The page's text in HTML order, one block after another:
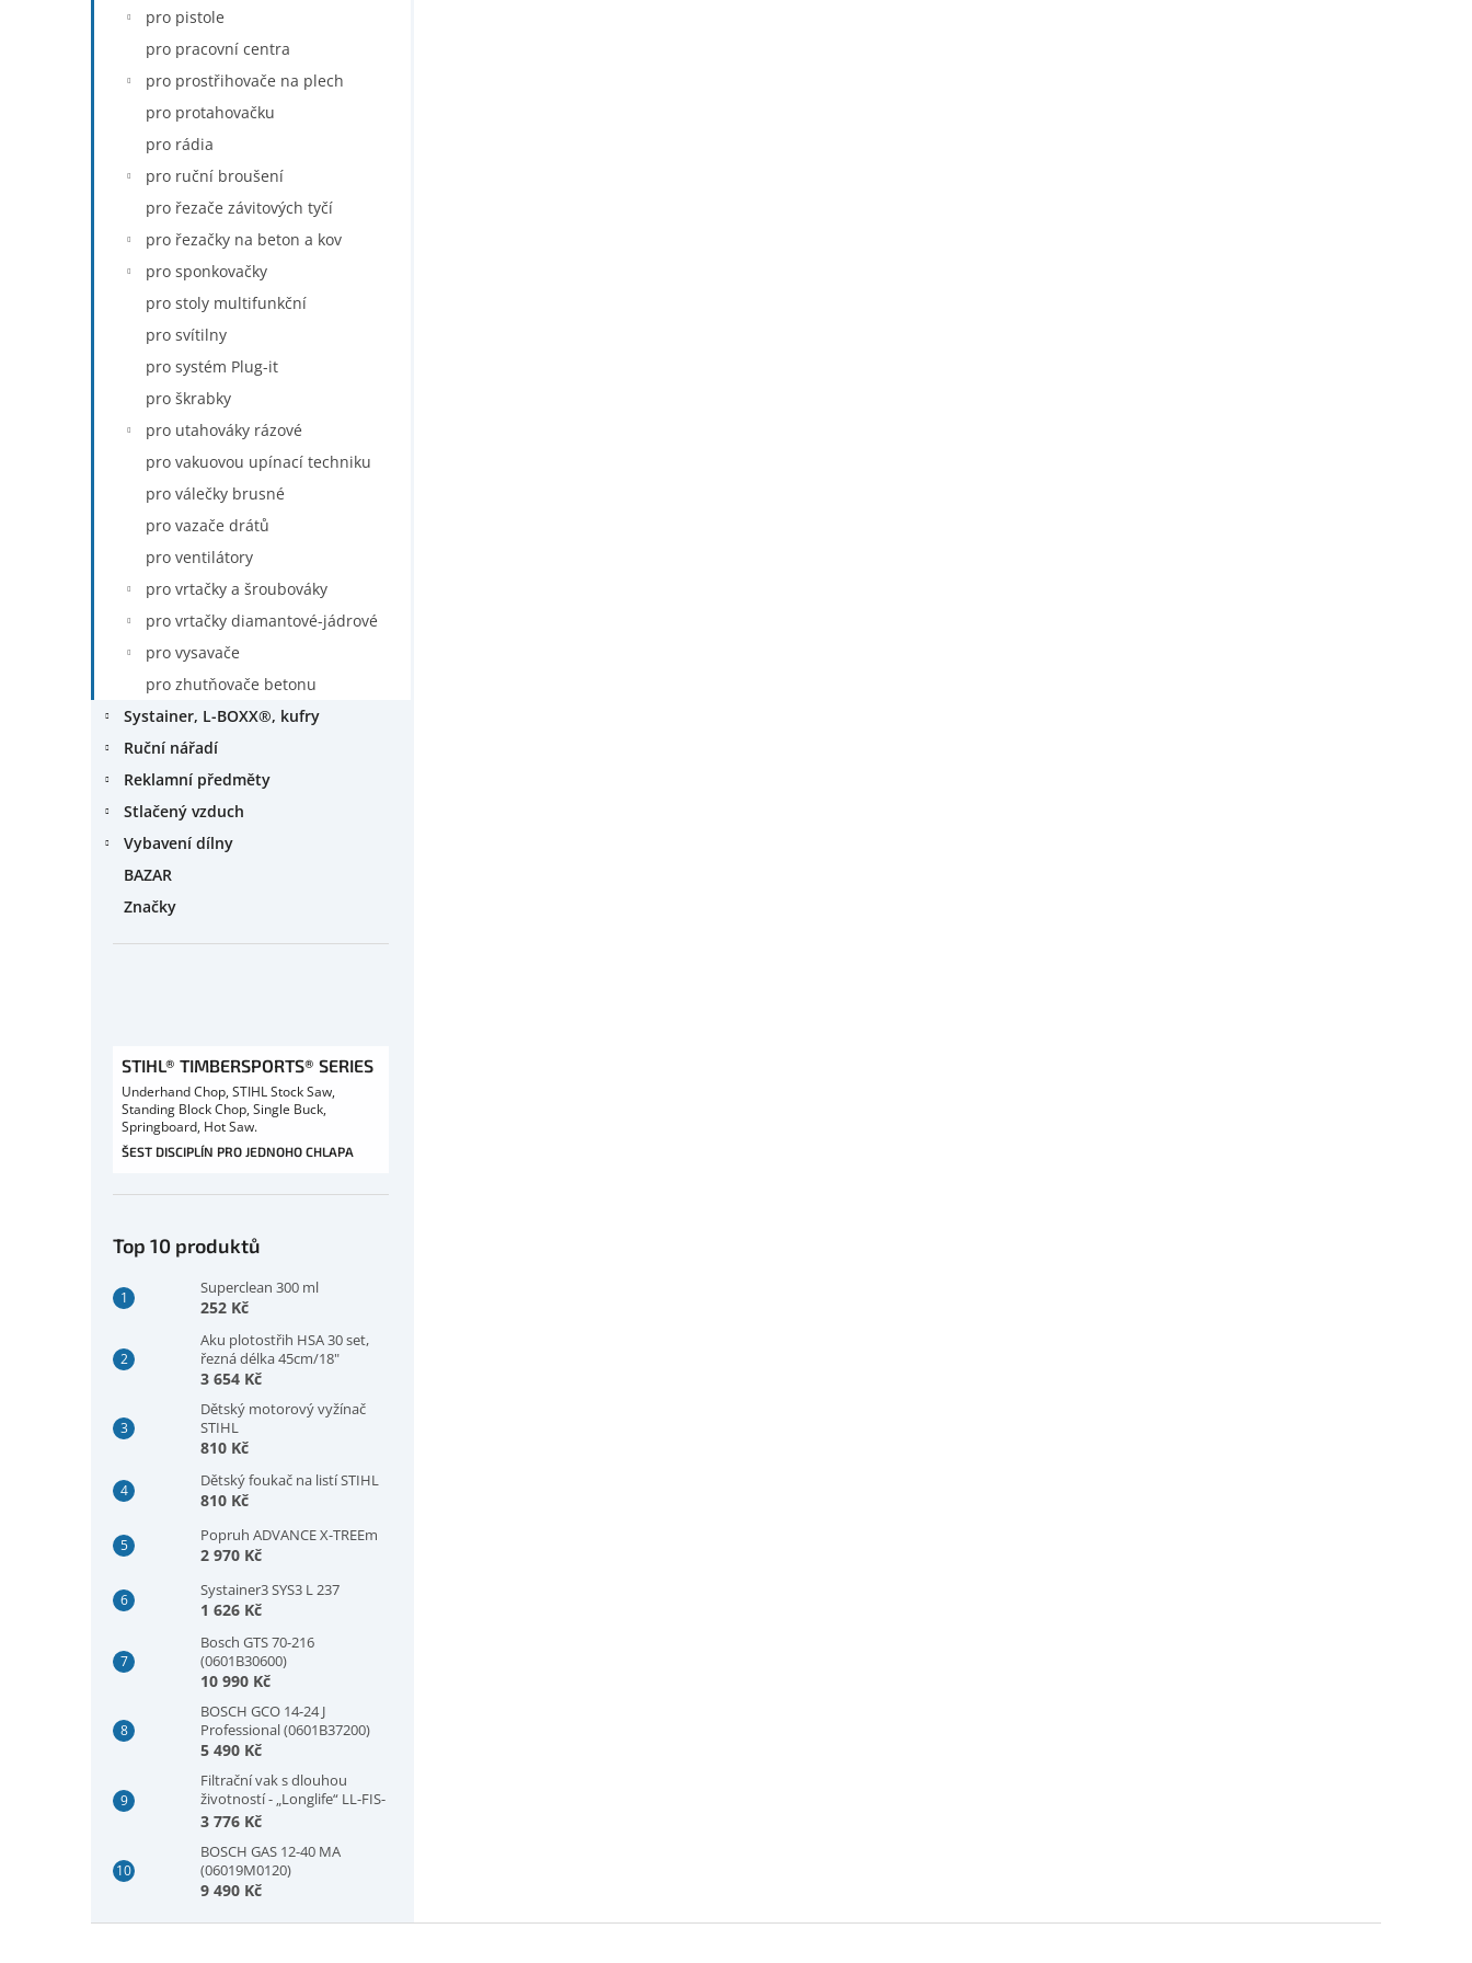
pro pistole
pro pracovní centra
pro prostřihovače na plech
pro protahovačku
pro rádia
pro ruční broušení
pro řezače závitových tyčí
pro řezačky na beton a kov
pro sponkovačky
pro stoly multifunkční
pro svítilny
pro systém Plug-it
pro škrabky
pro utahováky rázové
pro vakuovou upínací techniku
pro válečky brusné
pro vazače drátů
pro ventilátory
pro vrtačky a šroubováky
pro vrtačky diamantové-jádrové
pro vysavače
pro zhutňovače betonu
Systainer, L-BOXX®, kufry
Ruční nářadí
Reklamní předměty
Stlačený vzduch
Vybavení dílny
BAZAR
Značky
STIHL® TIMBERSPORTS® SERIES
Underhand Chop, STIHL Stock Saw,
Standing Block Chop, Single Buck,
Springboard, Hot Saw.
ŠEST DISCIPLÍN PRO JEDNOHO CHLAPA
Top 10 produktů
Superclean 300 ml
252 Kč
Aku plotostřih HSA 30 set,
řezná délka 45cm/18"
3 654 Kč
Dětský motorový vyžínač
STIHL
810 Kč
Dětský foukač na listí STIHL
810 Kč
Popruh ADVANCE X-TREEm
2 970 Kč
Systainer3 SYS3 L 237
1 626 Kč
Bosch GTS 70-216
(0601B30600)
10 990 Kč
BOSCH GCO 14-24 J
Professional (0601B37200)
5 490 Kč
Filtrační vak s dlouhou
životností - „Longlife“ LL-FIS-
CT MINI/MIDI-2/CT15
3 776 Kč
BOSCH GAS 12-40 MA
(06019M0120)
9 490 Kč